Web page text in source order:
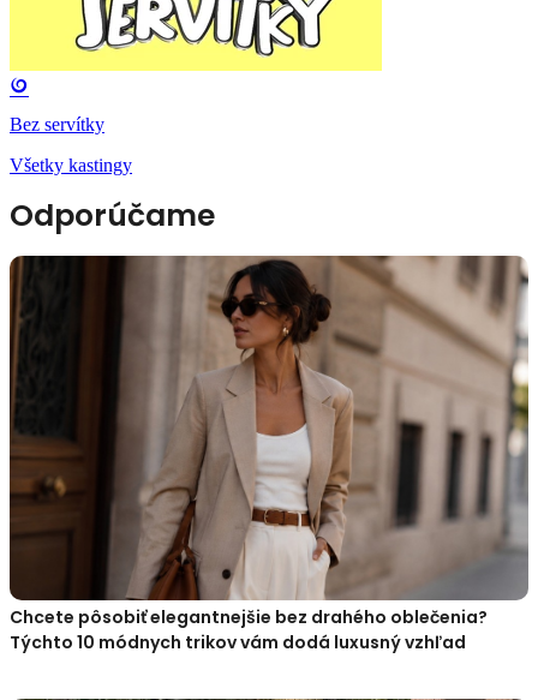
Bez servítky
Všetky kastingy
Odporúčame
Chcete pôsobiť elegantnejšie bez drahého oblečenia?
Týchto 10 módnych trikov vám dodá luxusný vzhľad